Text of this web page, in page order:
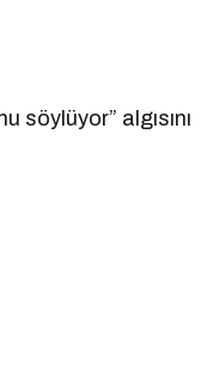
söylüyor” algısını